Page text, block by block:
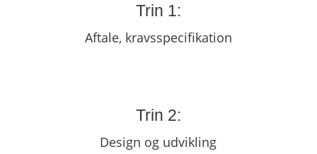
Trin 1:
Aftale, kravsspecifikation
Trin 2:
Design og udvikling